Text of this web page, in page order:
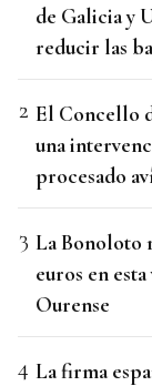
de Galicia y
reducir las
El Concello
una
procesado
La Bonoloto
euros en
Ourense
La firma